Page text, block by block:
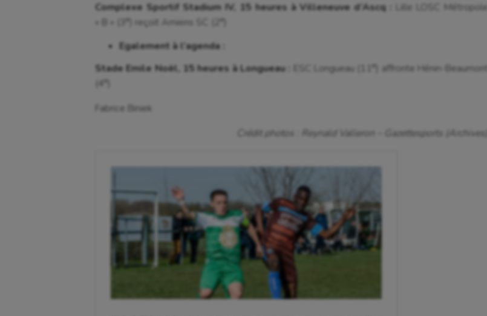
Complexe Sportif Stadium IV, 15 heures à Villeneuve d’Ascq :
Lille LOSC Métropole
e ) reçoit Amiens SC (2 e
Egalement à l’agenda :
Stade Emile Noël, 15 heures à Longueau :
ESC Longueau (11 e
) affronte Hénin-Beaumont
(4e
Fabrice Biniek
Crédit photos : Reynald Valleron – Gazettesports (Archives)